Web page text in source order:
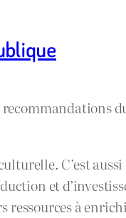
C’est
et
ressources à